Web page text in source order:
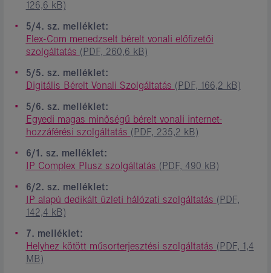
126,6 kB)
5/4. sz. melléklet:
Flex-Com menedzselt bérelt vonali előfizetői
szolgáltatás (PDF, 260,6 kB)
5/5. sz. melléklet:
Digitális Bérelt Vonali Szolgáltatás (PDF, 166,2 kB)
5/6. sz. melléklet:
Egyedi magas minőségű bérelt vonali internet-
hozzáférési szolgáltatás (PDF, 235,2 kB)
6/1. sz. melléklet:
IP Complex Plusz szolgáltatás (PDF, 490 kB)
6/2. sz. melléklet:
IP alapú dedikált üzleti hálózati szolgáltatás (PDF,
142,4 kB)
7. melléklet:
Helyhez kötött műsorterjesztési szolgáltatás (PDF, 1,4
MB)